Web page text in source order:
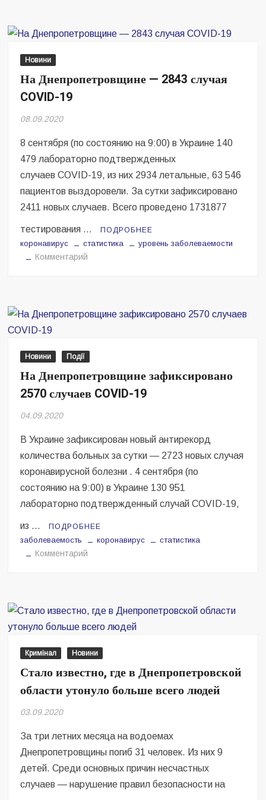
Днепропетровщине
коронавирусом
Новини
На Днепропетровщине — 2843 случая
COVID-19
08.09.2020
8 сентября (по состоянию на 9:00) в Украине 140
479 лабораторно подтвержденных
случаев COVID-19, из них 2934 летальные, 63 546
пациентов выздоровели. За сутки зафиксировано
2411 новых случаев. Всего проведено 1731877
тестирования … ПОДРОБНЕЕ
коронавирус статистика уровень заболеваемости
Комментарий
2843
19
Новини Події
На Днепропетровщине зафиксировано
2570 случаев COVID-19
04.09.2020
В Украине зафиксирован новый антирекорд
количества больных за сутки — 2723 новых случая
коронавирусной болезни . 4 сентября (по
состоянию на 9:00) в Украине 130 951
лабораторно подтвержденный случай COVID-19,
из … ПОДРОБНЕЕ
заболеваемость коронавирус статистика
Комментарий
2570
19
Кримінал Новини
Стало известно, где в Днепропетровской
области утонуло больше всего людей
03.09.2020
За три летних месяца на водоемах
Днепропетровщины погиб 31 человек. Из них 9
детей. Среди основных причин несчастных
случаев — нарушение правил безопасности на